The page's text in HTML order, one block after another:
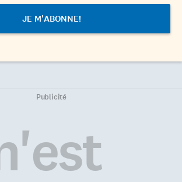
Publicité